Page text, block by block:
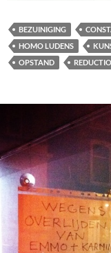
BEZUINIGING
HOMO LUDENS
OPSTAND